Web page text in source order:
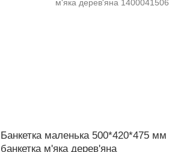
Банкетка маленька 500*420*475
банкетка м'яка дерев'яна